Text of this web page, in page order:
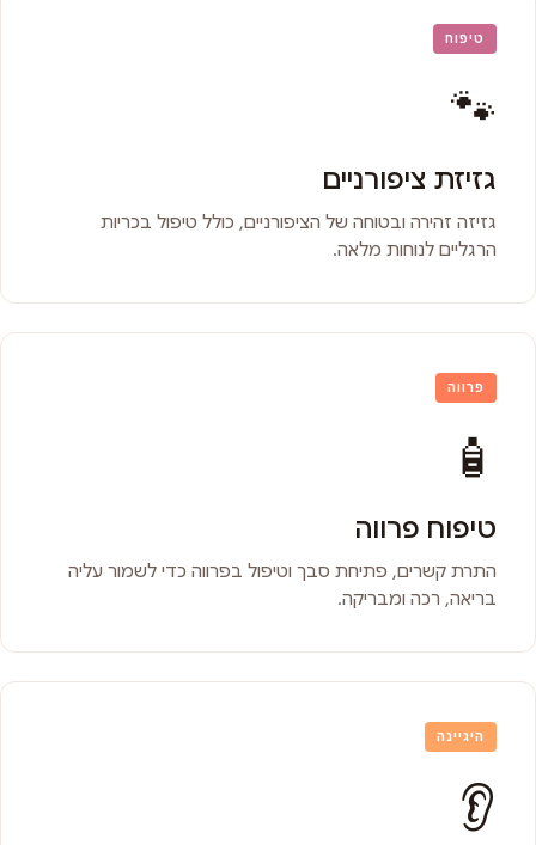
טיפוח
🐾
גזיזת ציפורניים
גזיזה זהירה ובטוחה של הציפורניים, כולל טיפול בכריות
הרגליים לנוחות מלאה.
פרווה
🧴
טיפוח פרווה
התרת קשרים, פתיחת סבך וטיפול בפרווה כדי לשמור עליה
בריאה, רכה ומבריקה.
היגיינה
👂